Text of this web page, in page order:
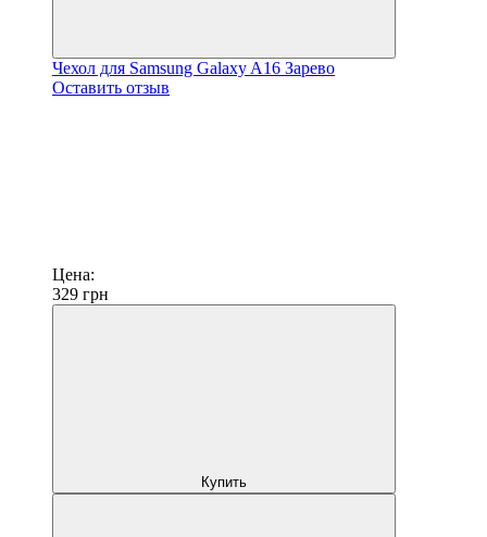
Чехол для Samsung Galaxy A16 Зарево
Оставить отзыв
Цена:
329 грн
Купить